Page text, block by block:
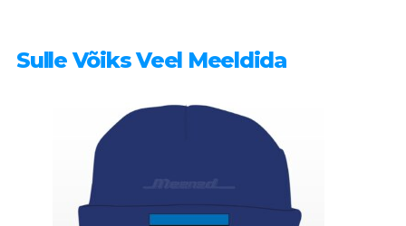
Sulle Võiks Veel Meeldida